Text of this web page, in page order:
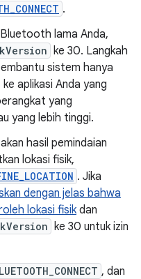
.
lama Anda,
ke 30. Langkah
sistem hanya
aplikasi Anda yang
yang
yang lebih tinggi.
hasil pemindaian
lokasi fisik,
. Jika
dengan jelas bahwa
lokasi fisikdan
ke 30 untuk izin
, dan